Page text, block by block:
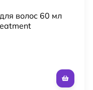
волос 60 мл